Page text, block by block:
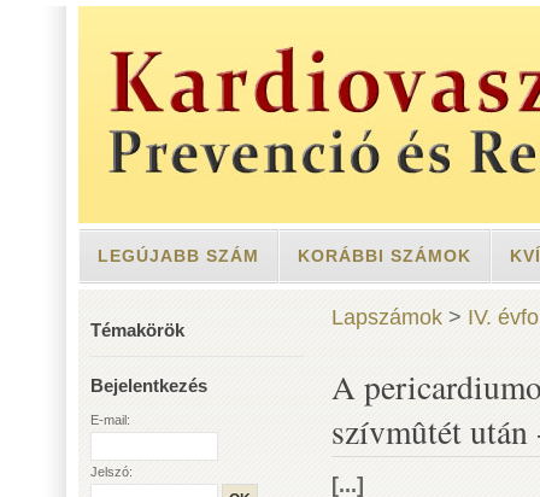
LEGÚJABB SZÁM KORÁBBI SZÁMOK
Témakörök
Bejelentkezés
E-mail:
Jelszó:
Lapszámok > IV.
A
szívmûtét után
[...]